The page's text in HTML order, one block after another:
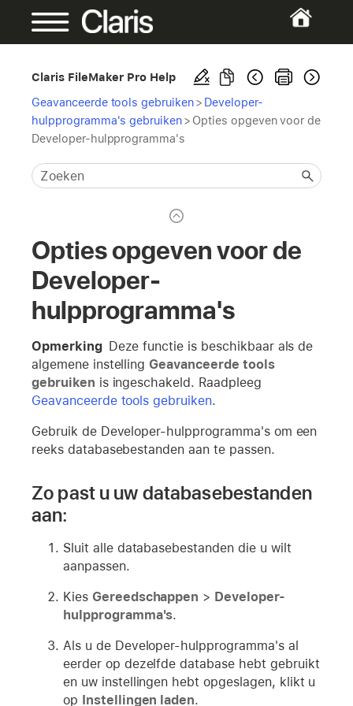
Claris FileMaker Pro Help
Geavanceerde tools gebruiken> Developer-
hulpprogramma's gebruiken> Opties opgeven voor de
Developer-hulpprogramma's
Opties opgeven voor de
Developer-
hulpprogramma's
Opmerking Deze functie is beschikbaar als de
algemene instelling Geavanceerde tools
gebruiken is ingeschakeld. Raadpleeg
Geavanceerde tools gebruiken.
Gebruik de Developer-hulpprogramma's om een
reeks databasebestanden aan te passen.
Zo past u uw databasebestanden
aan:
Sluit alle databasebestanden die u wilt
aanpassen.
Kies Gereedschappen > Developer-
hulpprogramma's.
Als u de Developer-hulpprogramma's al
eerder op dezelfde database hebt gebruikt
en uw instellingen hebt opgeslagen, klikt u
op Instellingen laden.